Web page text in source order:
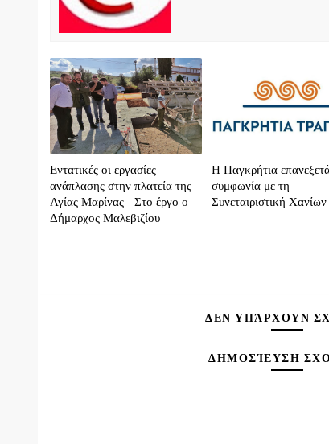
Εντατικές οι εργασίες
ανάπλασης στην πλατεία της
Αγίας Μαρίνας - Στο έργο ο
Δήμαρχος Μαλεβιζίου
H Παγκρήτια
συμφωνία με τη
Συνεταιριστική Χανίων
ΔΕΝ ΥΠΆΡΧΟΥΝ
ΔΗΜΟΣΊΕΥΣΗ